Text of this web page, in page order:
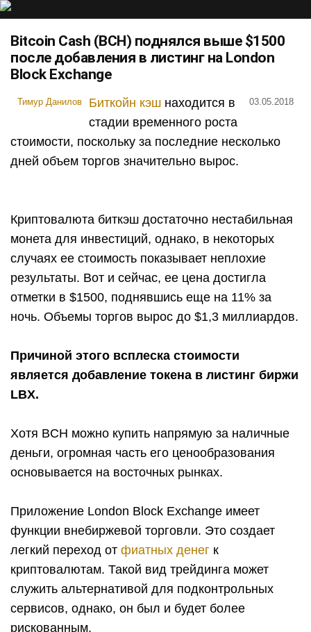
Bitcoin Cash (BCH) поднялся выше $1500
после добавления в листинг на London
Block Exchange
Тимур Данилов 03.05.2018
Биткойн кэш находится в
стадии временного роста
стоимости, поскольку за последние несколько
дней объем торгов значительно вырос.
Криптовалюта биткэш достаточно нестабильная
монета для инвестиций, однако, в некоторых
случаях ее стоимость показывает неплохие
результаты. Вот и сейчас, ее цена достигла
отметки в $1500, поднявшись еще на 11% за
ночь. Объемы торгов вырос до $1,3 миллиардов.
Причиной этого всплеска стоимости
является добавление токена в листинг биржи
LBX.
Хотя BCH можно купить напрямую за наличные
деньги, огромная часть его ценообразования
основывается на восточных рынках.
Приложение London Block Exchange имеет
функции внебиржевой торговли. Это создает
легкий переход от фиатных денег к
криптовалютам. Такой вид трейдинга может
служить альтернативой для подконтрольных
сервисов, однако, он был и будет более
рискованным.